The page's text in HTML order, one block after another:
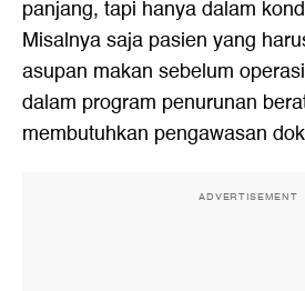
panjang, tapi hanya dalam
Misalnya saja pasien yang
asupan makan sebelum
dalam program penurunan
membutuhkan pengawasan
ADVERTISEMENT